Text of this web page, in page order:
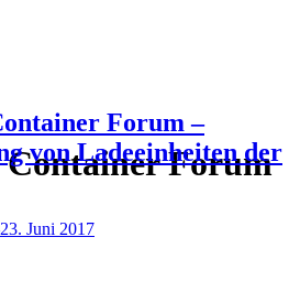
Container Forum
Forum –
von Ladeeinheiten der
Juni 2017